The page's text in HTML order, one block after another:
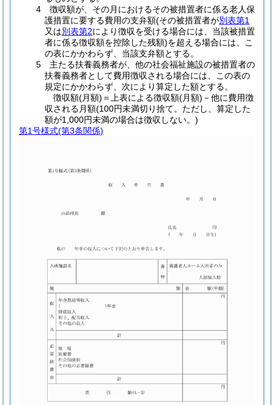
4 徴収額が、その月におけるその被措置者に係る老人保
護措置に要する費用の支弁額(その被措置者が別表第1
又は別表第2により徴収を受ける場合には、当該被措置
者に係る徴収額を控除した残額)を超える場合には、こ
の表にかかわらず、当該支弁額とする。
5 主たる扶養義務者が、他の社会福祉施設の被措置者の
扶養義務者として費用徴収される場合には、この表の
規定にかかわらず、次により算定した額とする。
徴収額(月額)＝上表による徴収額(月額)－他に費用徴
収される月額(100円未満切り捨て。ただし、算定した
額が1,000円未満の場合は徴収しない。)
第1号様式(第3条関係)